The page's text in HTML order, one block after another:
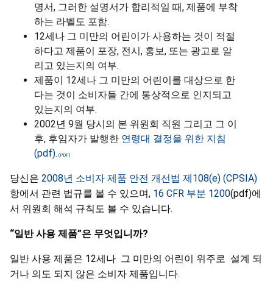
명서, 그러한 설명서가 합리적일 때, 제품에 부착
하는 라벨도 포함.
12세나 그 미만의 어린이가 사용하는 것이 적절
하다고 제품이 포장, 전시, 홍보, 또는 광고로 알
리고 있는지의 여부.
제품이 12세나 그 미만의 어린이를 대상으로 한
다는 것이 소비자들 간에 통상적으로 인지되고
있는지의 여부.
2002년 9월 당시의 본 위원회 직원 그리고 그 이
후, 후임자가 발행한 연령대 결정을 위한 지침
(pdf).
당신은 2008년 소비자 제품 안전 개선법 제108(e) (CPSIA)
항에서 관련 법규를 볼 수 있으며, 16 CFR 부분 1200(pdf)에
서 위원회 해석 규칙도 볼 수 있습니다.
“일반 사용 제품”은 무엇입니까?
일반 사용 제품은 12세나 그 미만의 어린이 위주로 설계 되
거나 의도 되지 않은 소비자 제품입니다.